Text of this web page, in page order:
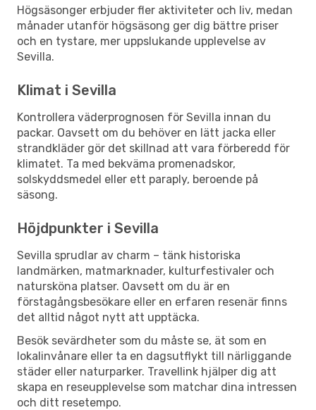
Högsäsonger erbjuder fler aktiviteter och liv, medan
månader utanför högsäsong ger dig bättre priser
och en tystare, mer uppslukande upplevelse av
Sevilla.
Klimat i Sevilla
Kontrollera väderprognosen för Sevilla innan du
packar. Oavsett om du behöver en lätt jacka eller
strandkläder gör det skillnad att vara förberedd för
klimatet. Ta med bekväma promenadskor,
solskyddsmedel eller ett paraply, beroende på
säsong.
Höjdpunkter i Sevilla
Sevilla sprudlar av charm – tänk historiska
landmärken, matmarknader, kulturfestivaler och
natursköna platser. Oavsett om du är en
förstagångsbesökare eller en erfaren resenär finns
det alltid något nytt att upptäcka.
Besök sevärdheter som du måste se, ät som en
lokalinvånare eller ta en dagsutflykt till närliggande
städer eller naturparker. Travellink hjälper dig att
skapa en reseupplevelse som matchar dina intressen
och ditt resetempo.